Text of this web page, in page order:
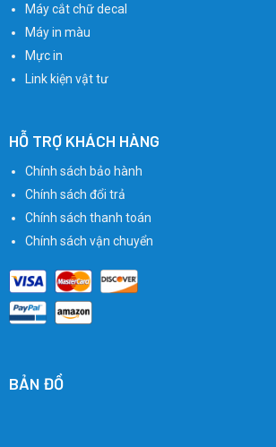
Máy cắt chữ decal
Máy in màu
Mực in
Link kiện vật tư
HỖ TRỢ KHÁCH HÀNG
Chính sách bảo hành
Chính sách đổi trả
Chính sách thanh toán
Chính sách vận chuyển
BẢN ĐỒ